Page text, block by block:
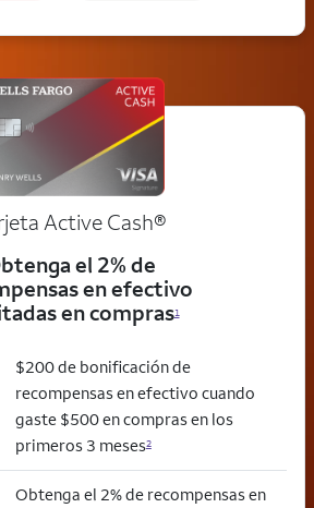
Active Cash®
el 2% de
en efectivo
en compras1
$200 de bonificación de
recompensas en efectivo cuando
gaste $500 en compras en los
primeros 3 meses2
Obtenga el 2% de recompensas en